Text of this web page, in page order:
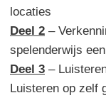
locaties
Deel 2 –
spelenderwijs
Deel 3 –
Luisteren op zelf